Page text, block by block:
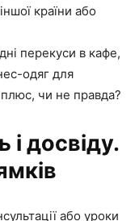
країни або
перекуси в кафе,
одяг для
чи не правда?
і досвіду.
або уроки